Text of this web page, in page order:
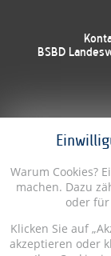
Warum Cookies?
machen. Dazu
oder
Klicken Sie auf
akzeptieren oder
BSBD